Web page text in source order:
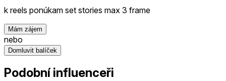
k reels ponúkam set stories max 3 frame
Mám zájem
nebo
Domluvit balíček
Podobní influenceři